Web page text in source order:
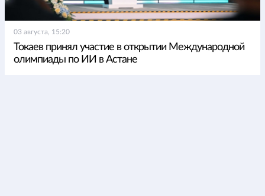
03 августа, 15:20
Токаев принял участие в открытии Международной
олимпиады по ИИ в Астане